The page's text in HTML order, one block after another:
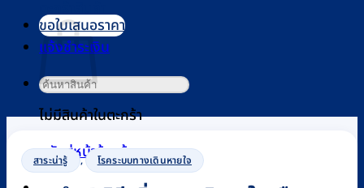
ไม่มีสินค้าในตะกร้า
กลับสู่หน้าร้านค้า
ขอใบเสนอราคา
แจ้งชำระเงิน
ค้นหา:
สาระน่ารู้ , โรคระบบทางเดินหายใจ